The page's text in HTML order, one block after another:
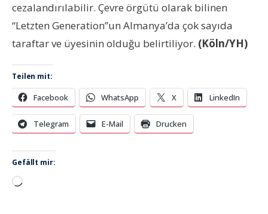
cezalandırılabilir. Çevre örgütü olarak bilinen
“Letzten Generation”un Almanya’da çok sayıda
taraftar ve üyesinin olduğu belirtiliyor. (Köln/YH)
Teilen mit:
Facebook WhatsApp X LinkedIn
Telegram E-Mail Drucken
Gefällt mir:
Wird